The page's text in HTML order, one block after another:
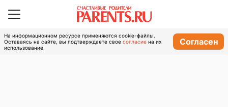
На информационном ресурсе применяются cookie-файлы.
Оставаясь на сайте, вы подтверждаете свое согласие на их
использование.
Согласен